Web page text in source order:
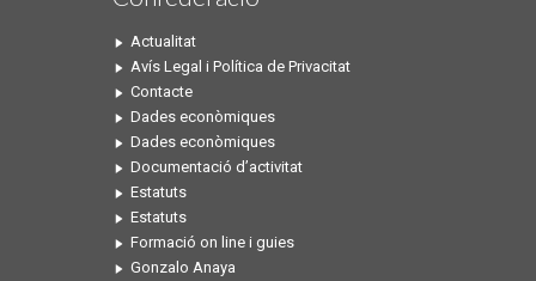
Actualitat
Avís Legal i Política de Privacitat
Contacte
Dades econòmiques
Dades econòmiques
Documentació d’activitat
Estatuts
Estatuts
Formació on line i guies
Gonzalo Anaya